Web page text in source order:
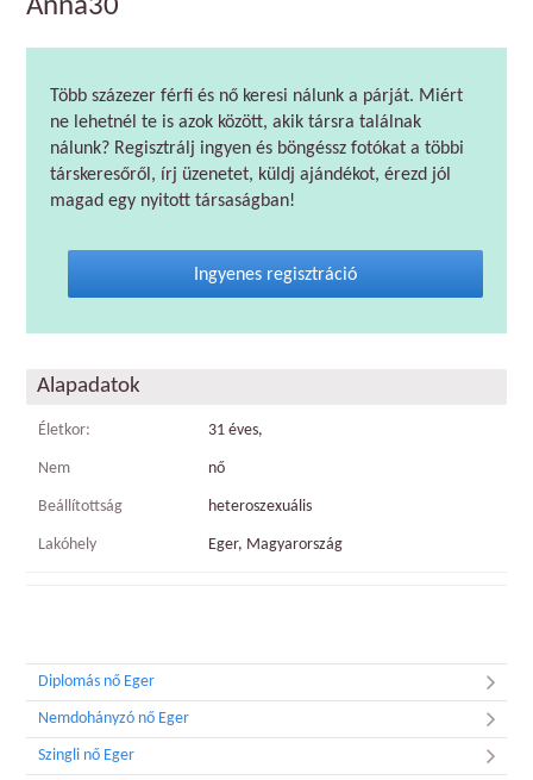
Anna30
Több százezer férfi és nő keresi nálunk a párját. Miért
ne lehetnél te is azok között, akik társra találnak
nálunk? Regisztrálj ingyen és böngéssz fotókat a többi
társkeresőről, írj üzenetet, küldj ajándékot, érezd jól
magad egy nyitott társaságban!
Ingyenes regisztráció
Alapadatok
Életkor: 31 éves,
Nem nő
Beállítottság heteroszexuális
Lakóhely Eger, Magyarország
Diplomás nő Eger
Nemdohányzó nő Eger
Szingli nő Eger